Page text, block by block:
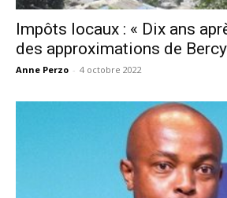
Impôts locaux : « Dix ans
des approximations de
Anne Perzo - 4 octobre 2022